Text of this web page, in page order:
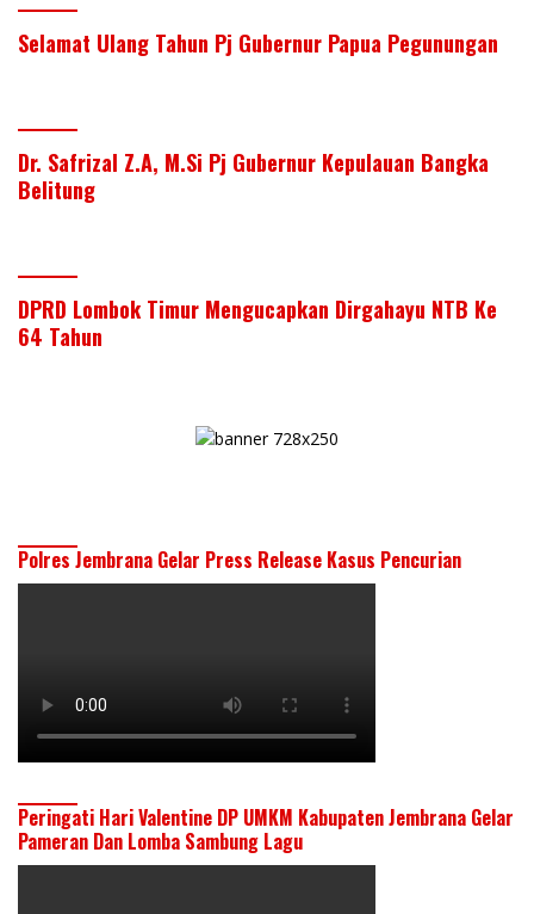
Selamat Ulang Tahun Pj Gubernur Papua Pegunungan
Dr. Safrizal Z.A, M.Si Pj Gubernur Kepulauan Bangka
Belitung
DPRD Lombok Timur Mengucapkan Dirgahayu NTB Ke
64 Tahun
Polres Jembrana Gelar Press Release Kasus Pencurian
Peringati Hari Valentine DP UMKM Kabupaten Jembrana Gelar
Pameran Dan Lomba Sambung Lagu